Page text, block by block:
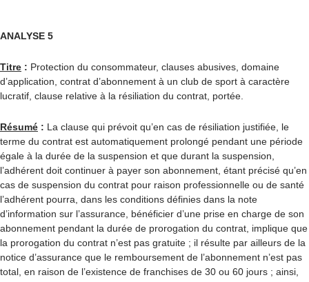
ANALYSE 5
Titre : Protection du consommateur, clauses abusives, domaine
d’application, contrat d’abonnement à un club de sport à caractère
lucratif, clause relative à la résiliation du contrat, portée.
Résumé : La clause qui prévoit qu’en cas de résiliation justifiée, le
terme du contrat est automatiquement prolongé pendant une période
égale à la durée de la suspension et que durant la suspension,
l’adhérent doit continuer à payer son abonnement, étant précisé qu’en
cas de suspension du contrat pour raison professionnelle ou de santé
l’adhérent pourra, dans les conditions définies dans la note
d’information sur l’assurance, bénéficier d’une prise en charge de son
abonnement pendant la durée de prorogation du contrat, implique que
la prorogation du contrat n’est pas gratuite ; il résulte par ailleurs de la
notice d’assurance que le remboursement de l’abonnement n’est pas
total, en raison de l’existence de franchises de 30 ou 60 jours ; ainsi,